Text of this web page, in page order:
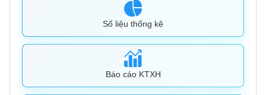
Số liệu thống kê
Báo cáo KTXH